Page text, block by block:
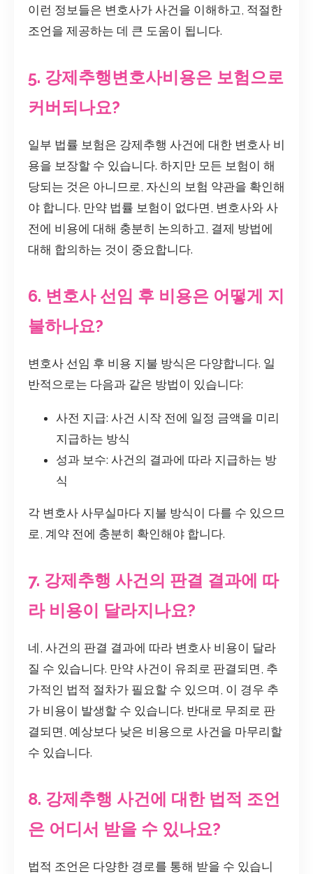
이런 정보들은 변호사가 사건을 이해하고, 적절한
조언을 제공하는 데 큰 도움이 됩니다.
5. 강제추행변호사비용은 보험으로
커버되나요?
일부 법률 보험은 강제추행 사건에 대한 변호사 비
용을 보장할 수 있습니다. 하지만 모든 보험이 해
당되는 것은 아니므로, 자신의 보험 약관을 확인해
야 합니다. 만약 법률 보험이 없다면, 변호사와 사
전에 비용에 대해 충분히 논의하고, 결제 방법에
대해 합의하는 것이 중요합니다.
6. 변호사 선임 후 비용은 어떻게 지
불하나요?
변호사 선임 후 비용 지불 방식은 다양합니다. 일
반적으로는 다음과 같은 방법이 있습니다:
사전 지급: 사건 시작 전에 일정 금액을 미리
지급하는 방식
성과 보수: 사건의 결과에 따라 지급하는 방
식
각 변호사 사무실마다 지불 방식이 다를 수 있으므
로, 계약 전에 충분히 확인해야 합니다.
7. 강제추행 사건의 판결 결과에 따
라 비용이 달라지나요?
네, 사건의 판결 결과에 따라 변호사 비용이 달라
질 수 있습니다. 만약 사건이 유죄로 판결되면, 추
가적인 법적 절차가 필요할 수 있으며, 이 경우 추
가 비용이 발생할 수 있습니다. 반대로 무죄로 판
결되면, 예상보다 낮은 비용으로 사건을 마무리할
수 있습니다.
8. 강제추행 사건에 대한 법적 조언
은 어디서 받을 수 있나요?
법적 조언은 다양한 경로를 통해 받을 수 있습니